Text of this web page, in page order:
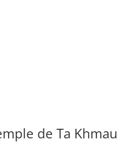
de Ta Khmau